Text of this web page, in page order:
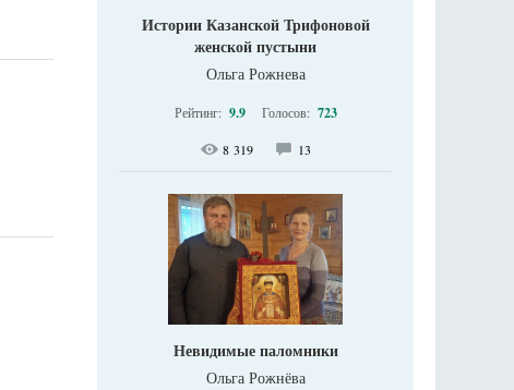
Истории Казанской Трифоновой
женской пустыни
Ольга Рожнева
Рейтинг: 9.9 Голосов: 723
8 319 13
Невидимые паломники
Ольга Рожнёва